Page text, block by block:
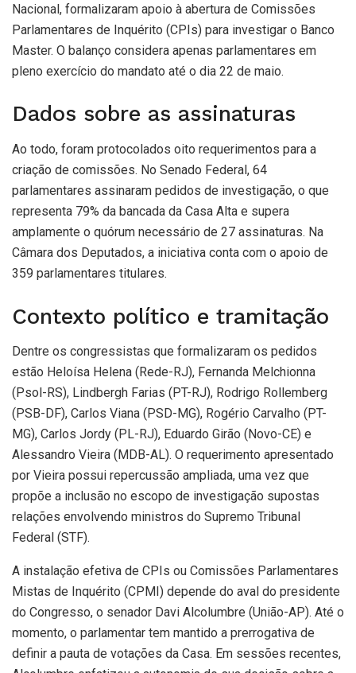
Nacional, formalizaram apoio à abertura de Comissões
Parlamentares de Inquérito (CPIs) para investigar o Banco
Master. O balanço considera apenas parlamentares em
pleno exercício do mandato até o dia 22 de maio.
Dados sobre as assinaturas
Ao todo, foram protocolados oito requerimentos para a
criação de comissões. No Senado Federal, 64
parlamentares assinaram pedidos de investigação, o que
representa 79% da bancada da Casa Alta e supera
amplamente o quórum necessário de 27 assinaturas. Na
Câmara dos Deputados, a iniciativa conta com o apoio de
359 parlamentares titulares.
Contexto político e tramitação
Dentre os congressistas que formalizaram os pedidos
estão Heloísa Helena (Rede-RJ), Fernanda Melchionna
(Psol-RS), Lindbergh Farias (PT-RJ), Rodrigo Rollemberg
(PSB-DF), Carlos Viana (PSD-MG), Rogério Carvalho (PT-
MG), Carlos Jordy (PL-RJ), Eduardo Girão (Novo-CE) e
Alessandro Vieira (MDB-AL). O requerimento apresentado
por Vieira possui repercussão ampliada, uma vez que
propõe a inclusão no escopo de investigação supostas
relações envolvendo ministros do Supremo Tribunal
Federal (STF).
A instalação efetiva de CPIs ou Comissões Parlamentares
Mistas de Inquérito (CPMI) depende do aval do presidente
do Congresso, o senador Davi Alcolumbre (União-AP). Até o
momento, o parlamentar tem mantido a prerrogativa de
definir a pauta de votações da Casa. Em sessões recentes,